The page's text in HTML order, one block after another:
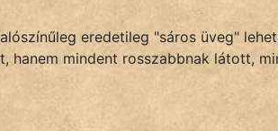
eredetileg "sáros üveg"
hanem mindent rosszabbnak látott,